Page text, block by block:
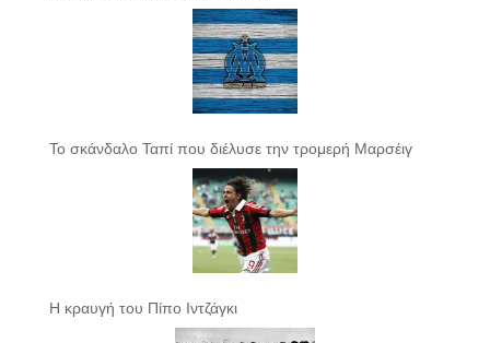
Το σκάνδαλο Ταπί που διέλυσε την τρομερή Μαρσέιγ
Η κραυγή του Πίπο Ιντζάγκι